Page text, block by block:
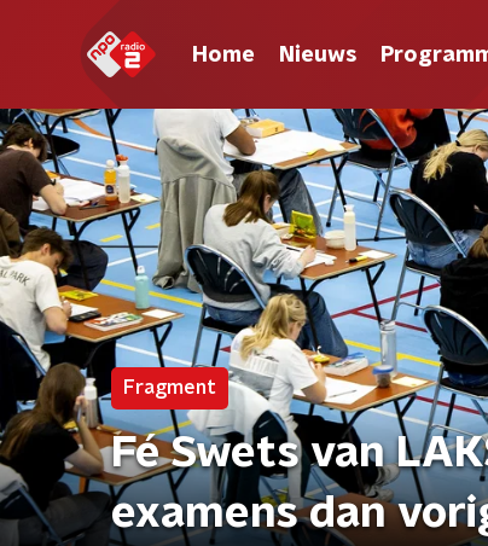
Home Nieuws
Fragment
Fé Swets van
examens dan